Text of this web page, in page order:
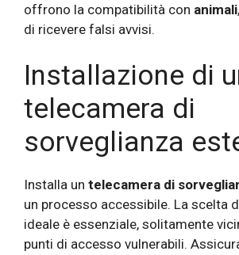
offrono la compatibilità con animali
di ricevere falsi avvisi.
Installazione di
telecamera di
sorveglianza
Installa un telecamera di
un processo accessibile. La scelta
ideale è essenziale, solitamente
punti di accesso vulnerabili.